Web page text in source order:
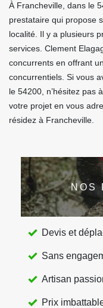
À Francheville, dans le
prestataire qui propose
localité. Il y a plusieurs
services. Clement
concurrents en offrant
concurrentiels. Si vous
le 54200, n’hésitez pas
votre projet en vous
résidez à Francheville.
NOS
Devis et
Sans
Artisan
Prix